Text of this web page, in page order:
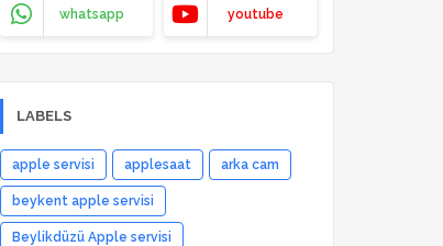
whatsapp youtube
LABELS
apple servisi applesaat arka cam
beykent apple servisi
Beylikdüzü Apple servisi